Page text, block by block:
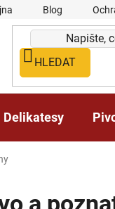
Blog
HLEDAT
Delikatesy
a